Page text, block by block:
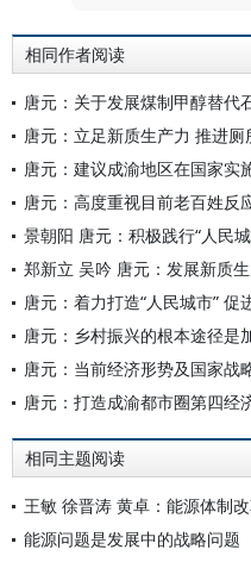
相同作者阅读
唐元：关于发展煤制甲醇替代
唐元：立足新质生产力 推进厕
唐元：建议成渝地区在国家实
唐元：高度重视目前老百姓反
景朝阳 唐元：积极践行“人民
唐元：着力打造“人民城市”
唐元：当前经济形势及国家战
唐元：打造成渝都市圈第四经
相同主题阅读
王敏 徐晋涛 黄卓：能源体制
能源问题是发展中的战略问题